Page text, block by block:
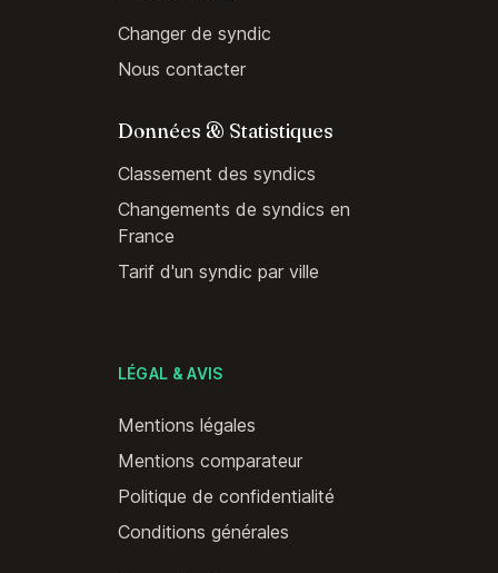
Changer de syndic
Nous contacter
Données & Statistiques
Classement des syndics
Changements de syndics en
France
Tarif d'un syndic par ville
LÉGAL & AVIS
Mentions légales
Mentions comparateur
Politique de confidentialité
Conditions générales